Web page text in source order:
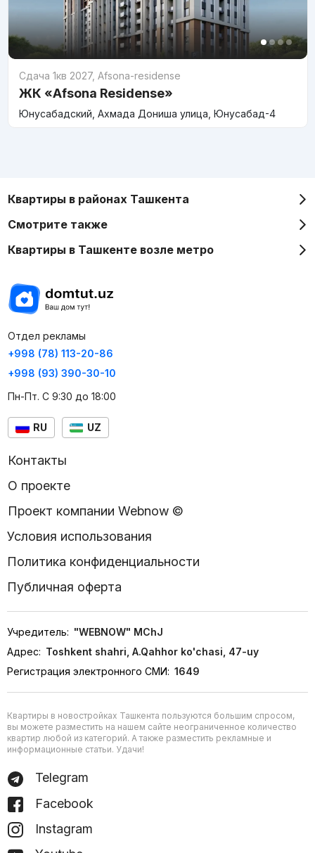
Сдача 1кв 2027, Afsona-residense
ЖК «Afsona Residense»
Юнусабадский, Ахмада Дониша улица, Юнусабад-4
Квартиры в районах Ташкента
Смотрите также
Квартиры в Ташкенте возле метро
Отдел рекламы
+998 (78) 113-20-86
+998 (93) 390-30-10
Пн-Пт. С 9:30 до 18:00
RU UZ
Контакты
О проекте
Проект компании Webnow ©
Условия использования
Политика конфиденциальности
Публичная оферта
Учредитель: "WEBNOW" MChJ
Адрес: Toshkent shahri, A.Qahhor ko'chasi, 47-uy
Регистрация электронного СМИ: 1649
Квартиры в новостройках Ташкента пользуются большим спросом,
вы можете разместить на нашем сайте неограниченное количество
квартир любой из категорий. А также разместить рекламные и
информационные статьи. Удачи!
Telegram
Facebook
Instagram